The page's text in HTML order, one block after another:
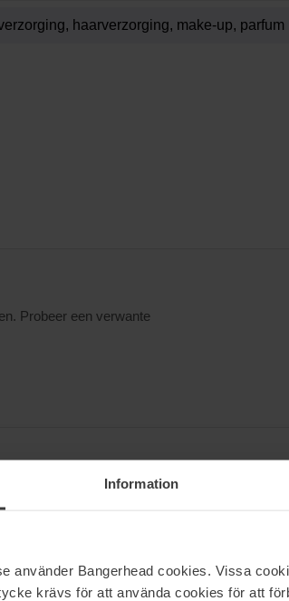
Information
använder Bangerhead cookies. Vissa
krävs för att använda cookies för att
Probeer een verwante
maar de lijn biedt ook producten aan die de
zongebruinde look wilt of een diepere kleur.
productlijn is mild voor de huid, 100%